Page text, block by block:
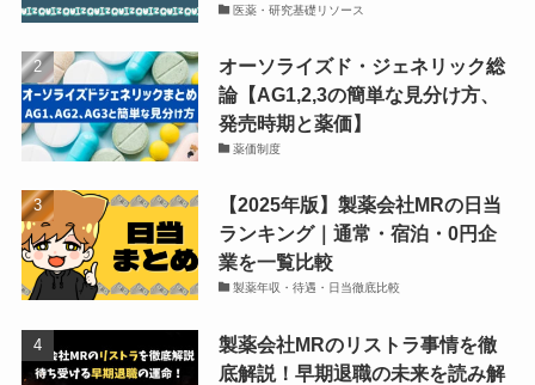
医薬・研究基礎リソース
オーソライズド・ジェネリック総
論【AG1,2,3の簡単な見分け方、
発売時期と薬価】
薬価制度
【2025年版】製薬会社MRの日当
ランキング｜通常・宿泊・0円企
業を一覧比較
製薬年収・待遇・日当徹底比較
製薬会社MRのリストラ事情を徹
底解説！早期退職の未来を読み解